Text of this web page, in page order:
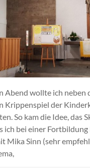
Abend wollte ich neben
Krippenspiel der
So kam die Idee, das
ich bei einer
Mika Sinn (sehr